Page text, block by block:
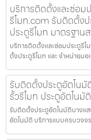
บริการติดตั้งและซ่อม
รีโมท.com รับติดตั้งป
ประตูรีโมท มาตรฐาน
บริการติดตั้งและซ่อมประตูรี
ตั้งประตูรีโมท และ จำหน่ายม
รับติดตั้งประตูอัตโน
รั้วรีโมท ประตูอัตโนมั
รับติดตั้งประตูอัตโนมัติบางแส
อัตโนมัติ บริการแบบครบวง